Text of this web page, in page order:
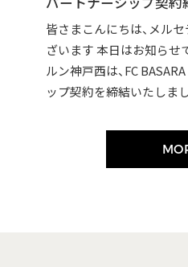
皆さまこんにちは、メル
ざいます 本日はお知らせ
ルン神戸西は、FC
ップ契約を締結いたしま